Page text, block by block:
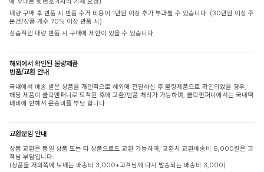
대량 구매 후 반품 시 반품 수거 비용이 1만원 이상 추가 부과될 수 있습니다. (30만원 이상 주
문건/상품 개수 70% 이상 반품 시)
상습적인 대량 반품 시 구매에 제한이 있을 수 있습니다.
해외에서 확인된 불량제품
반품/교환 안내
국내에서 배송 받은 상품을 개인적으로 해외에 전달하신 후 불량제품으로 확인되었을 경우,
해당 제품이 클릭앤퍼니로 도착된 후에 교환/반품 처리가 가능하며, 클릭앤퍼니에서는 국내택
배비에 한해서 운송비를 부담 합니다
교환운임 안내
상품 교환은 동일 상품 또는 타 상품으로도 교환 가능하며, 교환시 교환배송비 6,000원은 고
객님 부담입니다.
(상품을 저희쪽에 보내는 배송비 3,000+고객님께 다시 발송되는 배송비 3,000)